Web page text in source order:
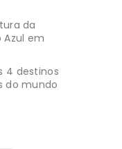
da
Azul em
4 destinos
do mundo